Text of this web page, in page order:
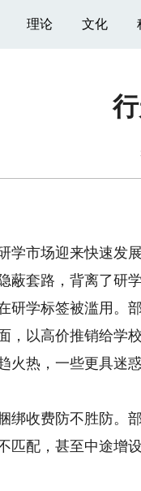
理论 文化
市场迎来快速发展
套路，背离了研学
学标签被滥用。
，以高价推销给学
火热，一些更具迷
收费防不胜防。
匹配，甚至中途增